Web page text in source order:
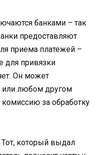
банками – так
предоставляют
приема платежей –
для привязки
Он может
или любом другом
за обработку
Тот, который выдал